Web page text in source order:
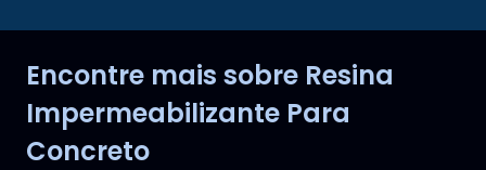
TINTA IMPERMEABILIZANTE PARA MUROS
Encontre mais sobre Resina
Impermeabilizante Para
Concreto